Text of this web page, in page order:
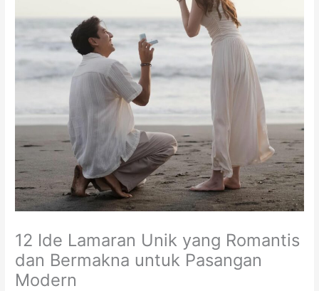
12 Ide Lamaran Unik yang Romantis
dan Bermakna untuk Pasangan
Modern